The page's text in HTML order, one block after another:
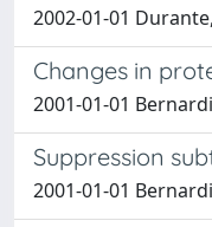
2002-01-01
Changes in
2001-01-01
Suppression
2001-01-01